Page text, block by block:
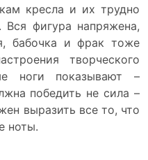
кресла и их трудно
Вся фигура напряжена,
бабочка и фрак тоже
творческого
ноги показывают –
победить не сила –
выразить все то, что
ноты.